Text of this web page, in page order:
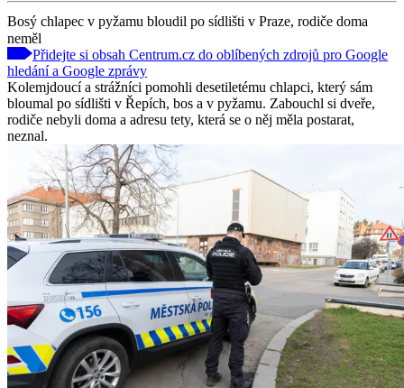
Bosý chlapec v pyžamu bloudil po sídlišti v Praze, rodiče doma
neměl
Přidejte si obsah Centrum.cz do oblíbených zdrojů pro Google
hledání a Google zprávy
Kolemjdoucí a strážníci pomohli desetiletému chlapci, který sám
bloumal po sídlišti v Řepích, bos a v pyžamu. Zabouchl si dveře,
rodiče nebyli doma a adresu tety, která se o něj měla postarat,
neznal.